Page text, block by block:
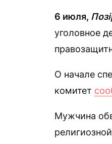
6 июля,
уголовное
О начале
комитет
Мужчина